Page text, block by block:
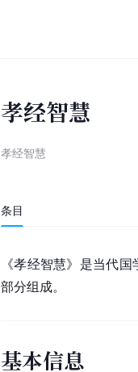
孝经智慧
孝经智慧
条目
《孝经智慧》是当代国
部分组成。
基本信息